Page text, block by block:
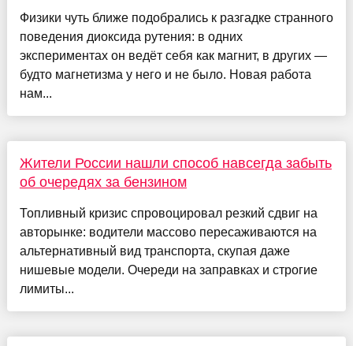
Физики чуть ближе подобрались к разгадке странного
поведения диоксида рутения: в одних
экспериментах он ведёт себя как магнит, в других —
будто магнетизма у него и не было. Новая работа
нам...
Жители России нашли способ навсегда забыть
об очередях за бензином
Топливный кризис спровоцировал резкий сдвиг на
авторынке: водители массово пересаживаются на
альтернативный вид транспорта, скупая даже
нишевые модели. Очереди на заправках и строгие
лимиты...